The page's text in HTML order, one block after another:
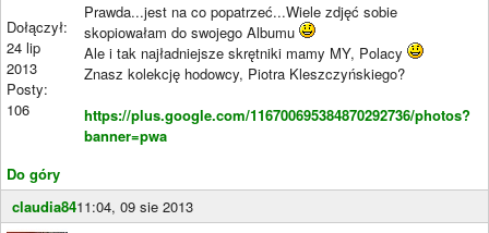
Dołączył:
24 lip
2013
Posty:
106
Do góry
Prawda...jest na co popatrzeć...Wiele zdjęć sobie
skopiowałam do swojego Albumu
Ale i tak najładniejsze skrętniki mamy MY, Polacy
Znasz kolekcję hodowcy, Piotra Kleszczyńskiego?
https://plus.google.com/116700695384870292736/photos?
banner=pwa
claudia8411:04, 09 sie 2013